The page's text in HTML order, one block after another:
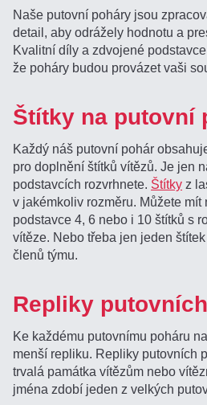
Naše putovní poháry jsou
detail, aby odrážely hodnotu a
Kvalitní díly a zdvojené
že poháry budou provázet vaši
Štítky na putovní
Každý náš putovní pohár
pro doplnění štítků vítězů. Je jen
podstavcích rozvrhnete. Štítky z
v jakémkoliv rozměru. Můžete mít
podstavce 4, 6 nebo i 10 štítků s
vítěze. Nebo třeba jen jeden
členů týmu.
Repliky
Ke každému putovnímu poháru
menší repliku. Repliky putovních
trvalá památka vítězům nebo
jména zdobí jeden z velkých